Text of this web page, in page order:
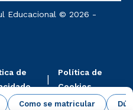
Como se matricular
aos cursos: Ensino
e Metodologia
Atuais.
Educacional © 2026 -
de
Política de
Cookies